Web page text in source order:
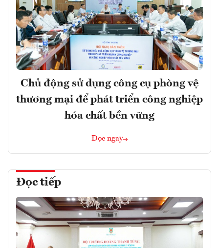
Chủ động sử dụng công cụ phòng vệ
thương mại để phát triển công nghiệp
hóa chất bền vững
Đọc ngay
Đọc tiếp